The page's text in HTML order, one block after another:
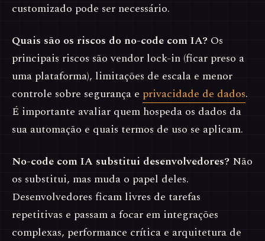
customizado pode ser necessário.
Quais são os riscos do no-code com IA? Os
principais riscos são vendor lock-in (ficar preso a
uma plataforma), limitações de escala e menor
controle sobre segurança e privacidade de dados.
É importante avaliar quem hospeda os dados da
sua automação e quais termos de uso se aplicam.
No-code com IA substitui desenvolvedores? Não
os substitui, mas muda o papel deles.
Desenvolvedores ficam livres de tarefas
repetitivas e passam a focar em integrações
complexas, performance crítica e arquitetura de